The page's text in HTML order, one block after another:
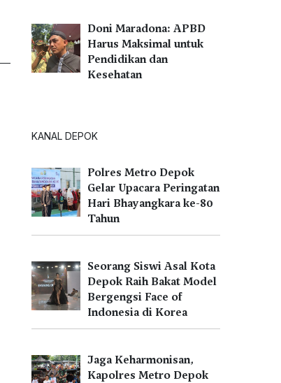
Doni Maradona: APBD
Harus Maksimal untuk
Pendidikan dan
Kesehatan
KANAL DEPOK
Polres Metro Depok
Gelar Upacara Peringatan
Hari Bhayangkara ke-80
Tahun
Seorang Siswi Asal Kota
Depok Raih Bakat Model
Bergengsi Face of
Indonesia di Korea
Jaga Keharmonisan,
Kapolres Metro Depok